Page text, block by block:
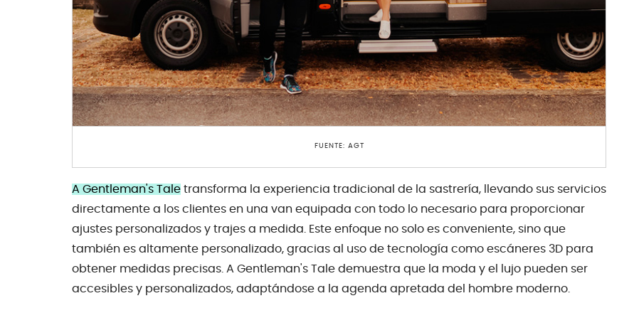
FUENTE: AGT
A Gentleman's Tale transforma la experiencia tradicional de la sastrería, llevando sus servicios
directamente a los clientes en una van equipada con todo lo necesario para proporcionar
ajustes personalizados y trajes a medida. Este enfoque no solo es conveniente, sino que
también es altamente personalizado, gracias al uso de tecnología como escáneres 3D para
obtener medidas precisas. A Gentleman's Tale demuestra que la moda y el lujo pueden ser
accesibles y personalizados, adaptándose a la agenda apretada del hombre moderno.